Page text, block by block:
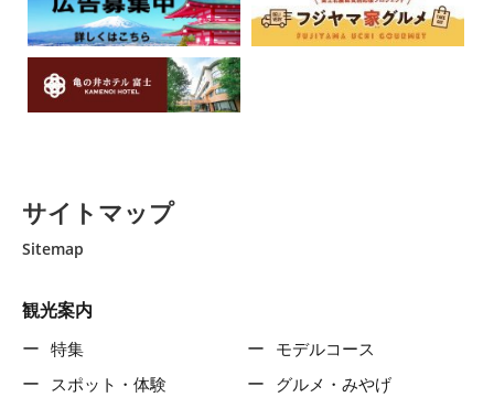
サイトマップ
Sitemap
観光案内
特集
モデルコース
スポット・体験
グルメ・みやげ